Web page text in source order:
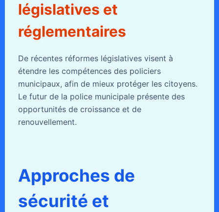
législatives et
réglementaires
De récentes réformes législatives visent à
étendre les compétences des policiers
municipaux, afin de mieux protéger les citoyens.
Le futur de la police municipale présente des
opportunités de croissance et de
renouvellement.
Approches de
sécurité et